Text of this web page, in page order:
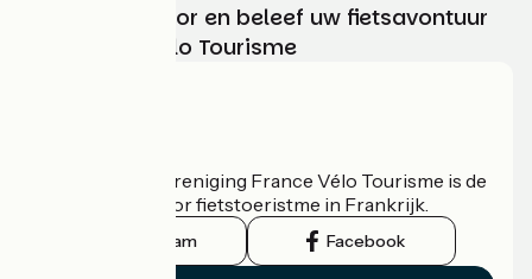
Kies, bereid voor en beleef uw fietsavontuur
met France Vélo Tourisme
De nationale vereniging France Vélo Tourisme is de
officiële gids voor fietstoeristme in Frankrijk.
Instagram Facebook